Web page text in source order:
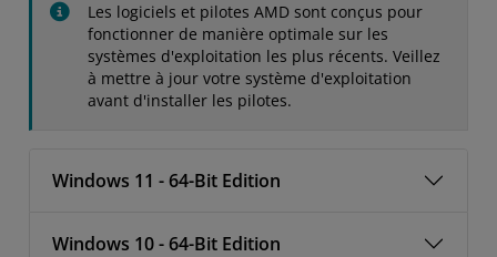
Les logiciels et pilotes AMD sont conçus pour
fonctionner de manière optimale sur les
systèmes d'exploitation les plus récents. Veillez
à mettre à jour votre système d'exploitation
avant d'installer les pilotes.
Windows 11 - 64-Bit Edition
Windows 10 - 64-Bit Edition